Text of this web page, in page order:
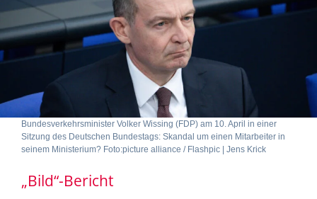
Bundesverkehrsminister Volker Wissing (FDP) am 10. April in einer
Sitzung des Deutschen Bundestags: Skandal um einen Mitarbeiter in
seinem Ministerium? Foto:picture alliance / Flashpic | Jens Krick
„Bild“-Bericht